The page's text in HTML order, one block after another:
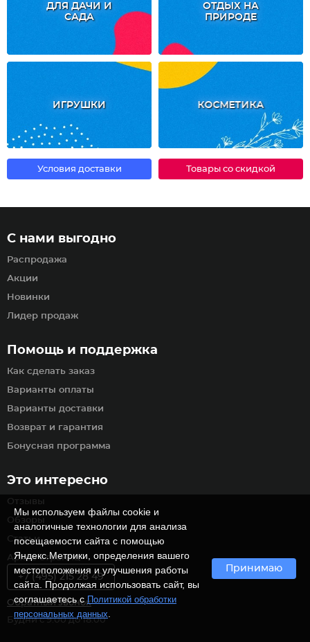
ДЛЯ ДАЧИ И
САДА
ОТДЫХ НА
ПРИРОДЕ
ИГРУШКИ КОСМЕТИКА
Условия доставки Товары со скидкой
Помощь и поддержка
Как сделать заказ
Варианты оплаты
Варианты доставки
Возврат и гарантия
Бонусная программа
С нами выгодно
Распродажа
Акции
Новинки
Лидер продаж
Это интересно
Отзывы
Обзоры
Статьи
Архив страниц
+7 (495) 215 28 49
Обратный звонок
Будни с 9:00 до 18:00
Мы используем файлы cookie и
аналогичные технологии для анализа
посещаемости сайта с помощью
Яндекс.Метрики, определения вашего
местоположения и улучшения работы
сайта. Продолжая использовать сайт, вы
соглашаетесь сПолитикой обработки
персональных данных
Принимаю